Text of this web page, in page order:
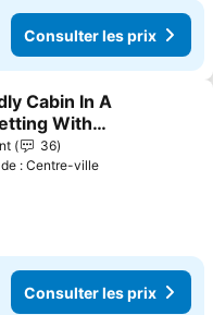
Consulter les prix
à mes favoris
Cabin In A
With
World Renown
Ak
36
: Centre-ville
Consulter les prix